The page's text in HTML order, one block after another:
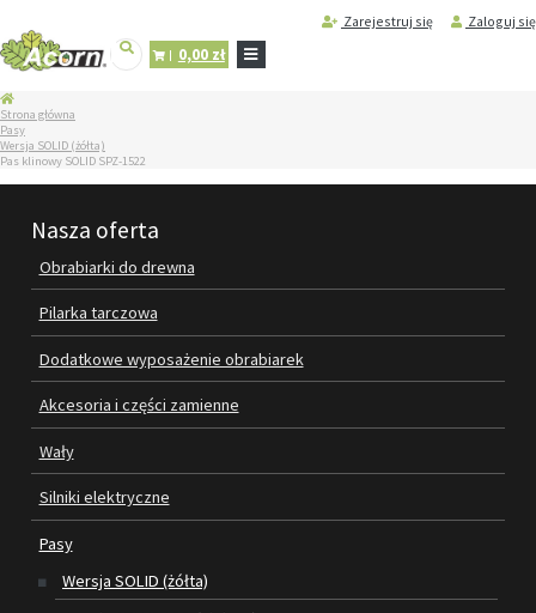
Zarejestruj się Zaloguj się
0,00 zł
STRONA
GŁÓWNA
SERWIS
MASZYN
OBRABIARKI DO DREWNA
DODATKOWE WYPOSAŻENIE
OBRABIAREK
AKCESORIA I CZĘŚCI ZAMIENNE
WAŁY
SILNIKI ELEKTRYCZNE
Strona główna
Pasy
Wersja SOLID (żółta)
Pas klinowy SOLID SPZ-1522
Nasza oferta
Obrabiarki do drewna
Pilarka tarczowa
Dodatkowe wyposażenie obrabiarek
Akcesoria i części zamienne
Wały
Silniki elektryczne
Pasy
Wersja SOLID (żółta)